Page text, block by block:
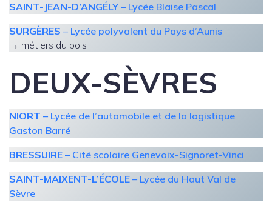
SAINT-JEAN-D’ANGÉLY – Lycée Blaise Pascal
SURGÈRES – Lycée polyvalent du Pays d’Aunis
→ métiers du bois
DEUX-SÈVRES
NIORT – Lycée de l’automobile et de la logistique
Gaston Barré
BRESSUIRE – Cité scolaire Genevoix-Signoret-Vinci
SAINT-MAIXENT-L’ÉCOLE – Lycée du Haut Val de
Sèvre